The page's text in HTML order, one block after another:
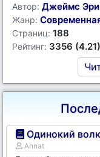
Автор: Джеймс
Жанр:
Страниц: 188
Рейтинг: 3356 (4.21)
Одинокий волк
Annat